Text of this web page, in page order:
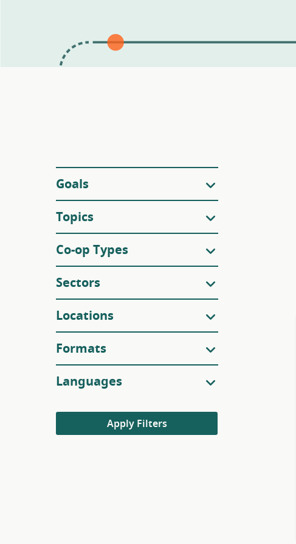
Filters
Goals
Topics
Co-op Types
Sectors
Locations
Formats
Languages
Apply Filters